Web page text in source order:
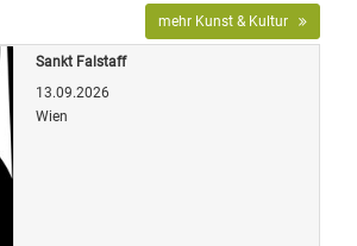
mehr Kunst & Kultur
Sankt Falstaff
13.09.2026
Wien